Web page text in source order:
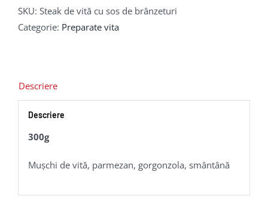
vită
cu
SKU: Steak de vită cu sos de brânzeturi
Categorie: Preparate vita
Descriere
Descriere
300g
Mușchi de vită, parmezan, gorgonzola, smântână